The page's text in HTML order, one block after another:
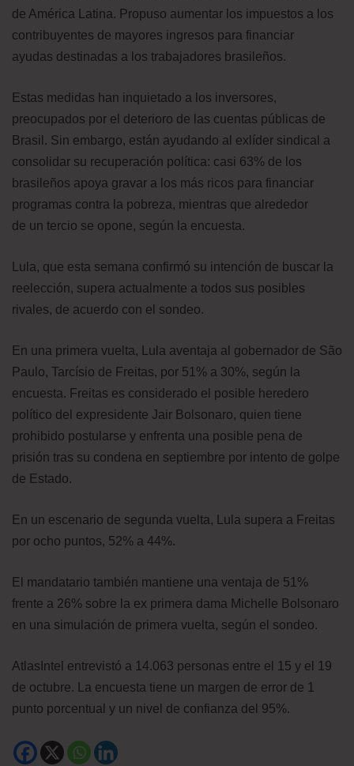
de América Latina. Propuso aumentar los impuestos a los
contribuyentes de mayores ingresos para financiar
ayudas destinadas a los trabajadores brasileños.
Estas medidas han inquietado a los inversores,
preocupados por el deterioro de las cuentas públicas de
Brasil. Sin embargo, están ayudando al exlíder sindical a
consolidar su recuperación política: casi 63% de los
brasileños apoya gravar a los más ricos para financiar
programas contra la pobreza, mientras que alrededor
de un tercio se opone, según la encuesta.
Lula, que esta semana confirmó su intención de buscar la
reelección, supera actualmente a todos sus posibles
rivales, de acuerdo con el sondeo.
En una primera vuelta, Lula aventaja al gobernador de São
Paulo, Tarcísio de Freitas, por 51% a 30%, según la
encuesta. Freitas es considerado el posible heredero
político del expresidente Jair Bolsonaro, quien tiene
prohibido postularse y enfrenta una posible pena de
prisión tras su condena en septiembre por intento de golpe
de Estado.
En un escenario de segunda vuelta, Lula supera a Freitas
por ocho puntos, 52% a 44%.
El mandatario también mantiene una ventaja de 51%
frente a 26% sobre la ex primera dama Michelle Bolsonaro
en una simulación de primera vuelta, según el sondeo.
AtlasIntel entrevistó a 14.063 personas entre el 15 y el 19
de octubre. La encuesta tiene un margen de error de 1
punto porcentual y un nivel de confianza del 95%.